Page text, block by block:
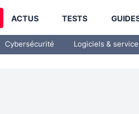
ACTUS TESTS
Cybersécurité Logiciels &